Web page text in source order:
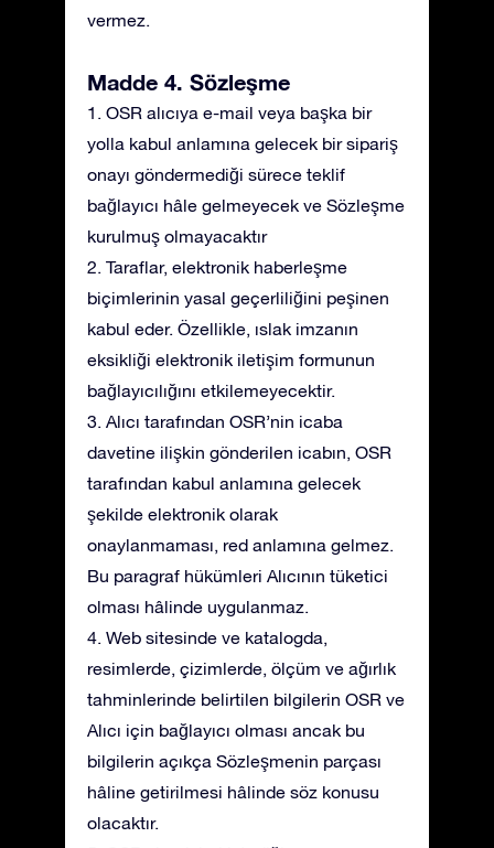
vermez.
Madde 4. Sözleşme
1. OSR alıcıya e-mail veya başka bir
yolla kabul anlamına gelecek bir sipariş
onayı göndermediği sürece teklif
bağlayıcı hâle gelmeyecek ve Sözleşme
kurulmuş olmayacaktır
2. Taraflar, elektronik haberleşme
biçimlerinin yasal geçerliliğini peşinen
kabul eder. Özellikle, ıslak imzanın
eksikliği elektronik iletişim formunun
bağlayıcılığını etkilemeyecektir.
3. Alıcı tarafından OSR’nin icaba
davetine ilişkin gönderilen icabın, OSR
tarafından kabul anlamına gelecek
şekilde elektronik olarak
onaylanmaması, red anlamına gelmez.
Bu paragraf hükümleri Alıcının tüketici
olması hâlinde uygulanmaz.
4. Web sitesinde ve katalogda,
resimlerde, çizimlerde, ölçüm ve ağırlık
tahminlerinde belirtilen bilgilerin OSR ve
Alıcı için bağlayıcı olması ancak bu
bilgilerin açıkça Sözleşmenin parçası
hâline getirilmesi hâlinde söz konusu
olacaktır.